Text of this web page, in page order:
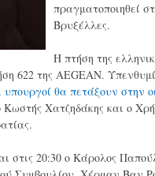
πραγματοποιηθεί
Βρυξέλλες.
Η πτήση της
622 της AEGEAN.
υπουργοί θα πετάξουν στην
Χατζηδάκης και ο
στις 20:30 ο Κάρολος